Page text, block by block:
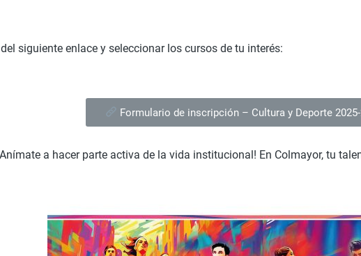
siguiente enlace y seleccionar los cursos de tu interés:
Formulario de inscripción – Cultura y Deporte
a hacer parte activa de la vida institucional! En Colmayor, tu